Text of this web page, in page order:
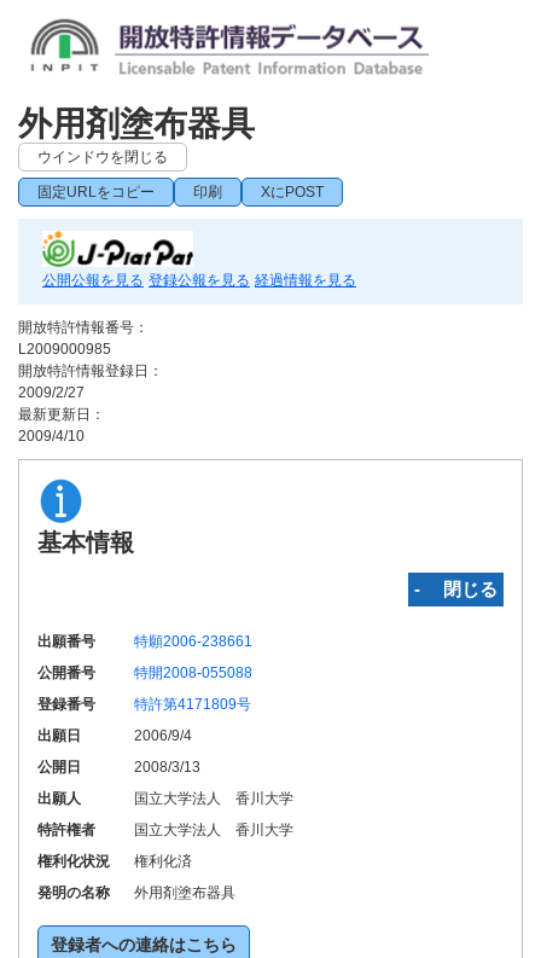
外用剤塗布器具
ウインドウを閉じる
固定URLをコピー 印刷 XにPOST
公開公報を見る 登録公報を見る 経過情報を見る
開放特許情報番号：
L2009000985
開放特許情報登録日：
2009/2/27
最新更新日：
2009/4/10
基本情報
‐ 閉じる
出願番号
特願2006-238661
公開番号
特開2008-055088
登録番号
特許第4171809号
出願日
2006/9/4
公開日
2008/3/13
出願人
国立大学法人 香川大学
特許権者
国立大学法人 香川大学
権利化状況
権利化済
発明の名称
外用剤塗布器具
登録者への連絡はこちら